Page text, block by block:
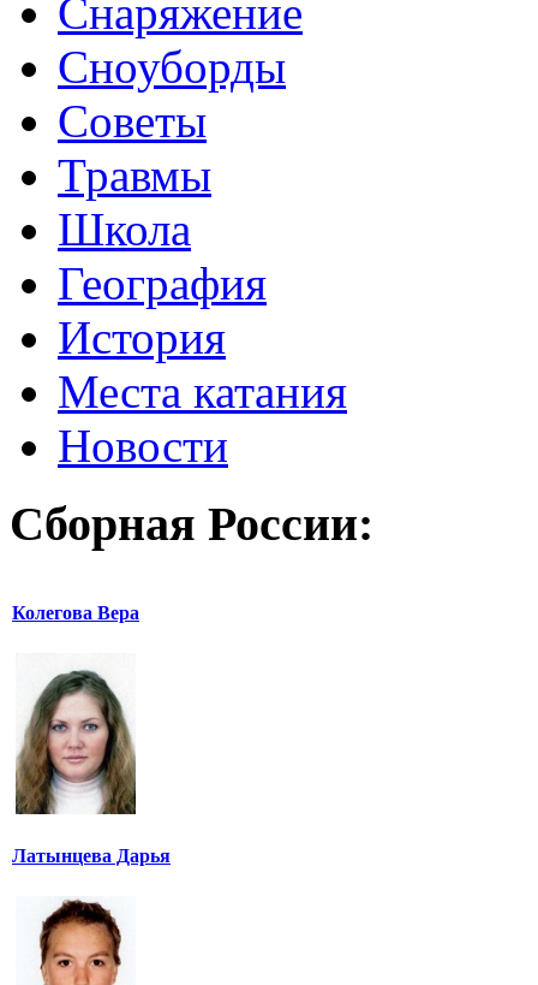
Снаряжение
Сноуборды
Советы
Травмы
Школа
География
История
Места катания
Новости
Сборная России:
Колегова Вера
Латынцева Дарья